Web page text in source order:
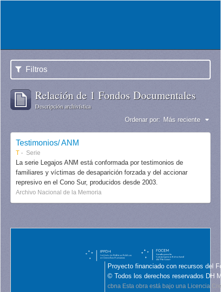
Filtros
Relación de 1 Fondos Documentales
Descripción archivística
Ordenar por: Más reciente
Testimonios/ ANM
T Serie
La serie Legajos ANM está conformada por testimonios de
familiares y víctimas de desaparición forzada y del accionar
represivo en el Cono Sur, producidos desde 2003.
Archivo Nacional de la Memoria
Proyecto financiado con recursos del
© Todos los derechos reservados DH
cbna Esta obra está bajo una Licencia